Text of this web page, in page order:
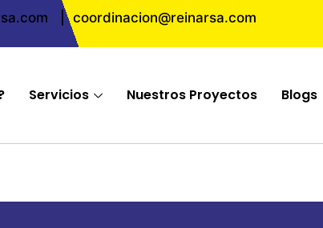
|coordinacion@reinarsa.com
Servicios Nuestros Proyectos Blogs